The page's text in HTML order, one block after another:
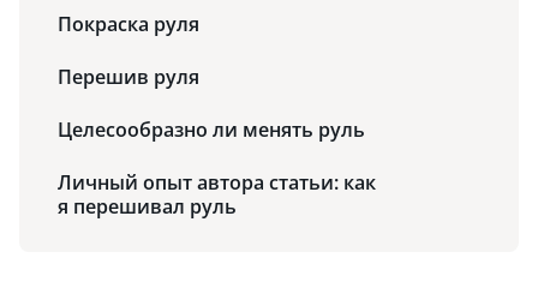
Покраска руля
Перешив руля
Целесообразно ли менять руль
Личный опыт автора статьи: как
я перешивал руль